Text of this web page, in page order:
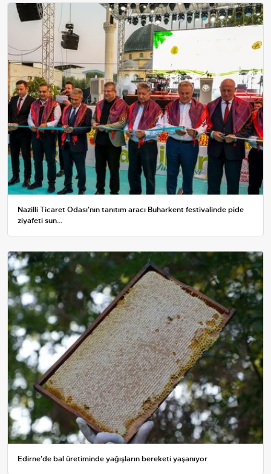
Nazilli Ticaret Odası'nın tanıtım aracı Buharkent festivalinde pide
ziyafeti sun...
Edirne'de bal üretiminde yağışların bereketi yaşanıyor